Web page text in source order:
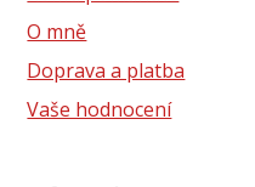
O mně
Doprava a platba
Vaše hodnocení